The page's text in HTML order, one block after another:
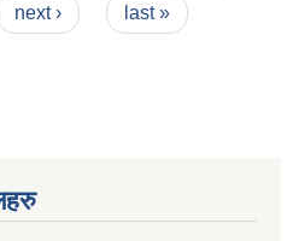
next › last »